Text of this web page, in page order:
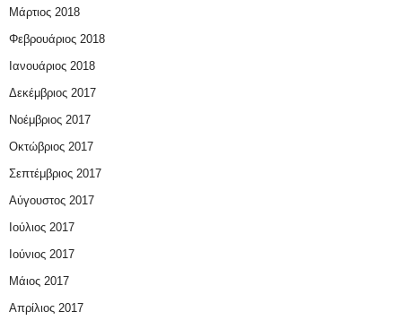
Μάρτιος 2018
Φεβρουάριος 2018
Ιανουάριος 2018
Δεκέμβριος 2017
Νοέμβριος 2017
Οκτώβριος 2017
Σεπτέμβριος 2017
Αύγουστος 2017
Ιούλιος 2017
Ιούνιος 2017
Μάιος 2017
Απρίλιος 2017